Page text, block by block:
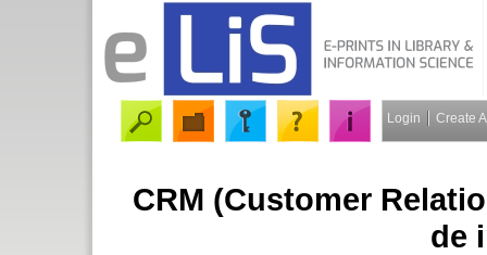
Login Create
CRM (Customer
de